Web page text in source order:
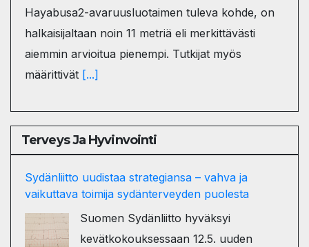
Hayabusa2-avaruusluotaimen tuleva kohde, on
halkaisijaltaan noin 11 metriä eli merkittävästi
aiemmin arvioitua pienempi. Tutkijat myös
määrittivät [...]
Terveys Ja Hyvinvointi
Sydänliitto uudistaa strategiansa – vahva ja
vaikuttava toimija sydänterveyden puolesta
Suomen Sydänliitto hyväksyi
kevätkokouksessaan 12.5. uuden